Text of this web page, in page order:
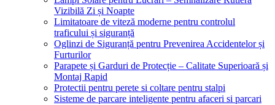
Vizibilă Zi și Noapte
Limitatoare de viteză moderne pentru controlul
traficului și siguranță
Oglinzi de Siguranță pentru Prevenirea Accidentelor și
Furturilor
Parapete și Garduri de Protecție – Calitate Superioară și
Montaj Rapid
Protectii pentru perete si coltare pentru stalpi
Sisteme de parcare inteligente pentru afaceri si parcari